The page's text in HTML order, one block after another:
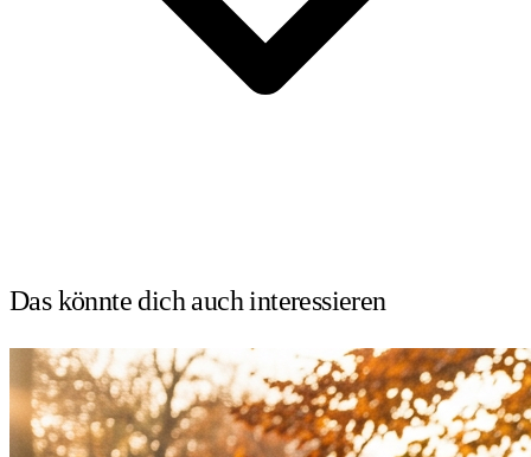
Das könnte dich auchinteressieren